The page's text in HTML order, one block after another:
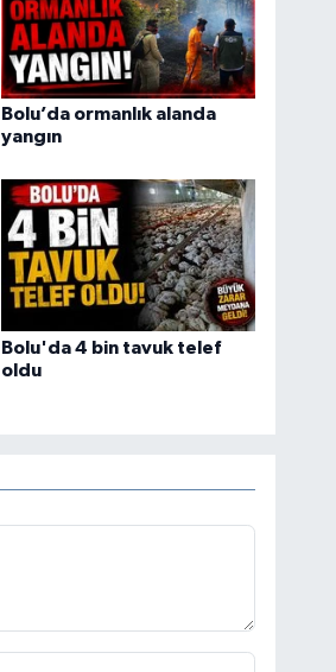
Bolu’da ormanlık alanda
yangın
Bolu'da 4 bin tavuk telef
oldu